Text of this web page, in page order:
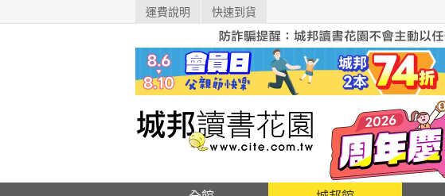
運費說明 快速到貨